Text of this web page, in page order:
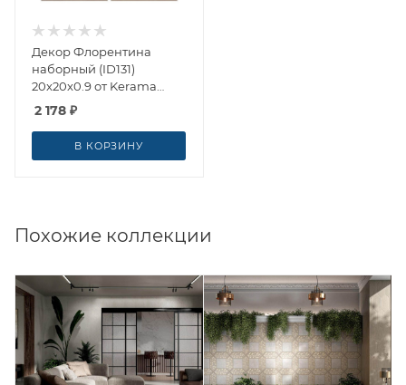
Декор Флорентина
наборный (ID131)
20x20x0.9 от Kerama
Marazzi (Россия)
2 178 ₽
В КОРЗИНУ
Похожие коллекции